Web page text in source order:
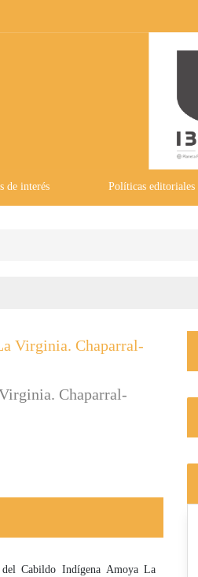
de interés Políticas editoriales
Virginia. Chaparral-
Chaparral-
Cabildo Indígena Amoya La